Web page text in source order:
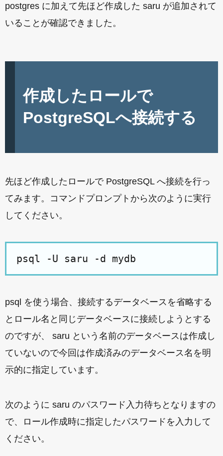
postgres に加えて先ほど作成した saru が追加されて
いることが確認できました。
作成したロールで
PostgreSQLへ接続する
先ほど作成したロールで PostgreSQL へ接続を行っ
てみます。コマンドプロンプトから次のように実行
してください。
psql -U saru -d mydb
psql を使う場合、接続するデータベースを省略する
とロール名と同じデータベースに接続しようとする
のですが、 saru という名前のデータベースは作成し
ていないので今回は作成済みのデータベース名を明
示的に指定しています。
次のように saru のパスワード入力待ちとなりますの
で、ロール作成時に指定したパスワードを入力して
ください。